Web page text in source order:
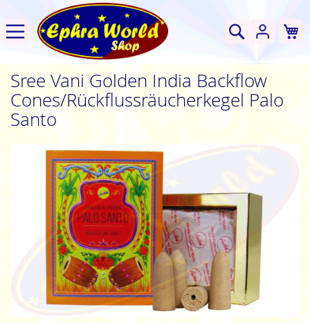
Suche
Sree Vani Golden India Backflow
Cones/Rückflussräucherkegel Palo
Santo
Bildgalerie